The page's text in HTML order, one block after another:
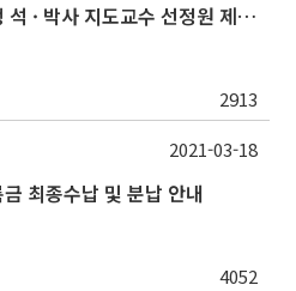
2021학년도 1학기 신입생 석 · 박사 지도교수 선정원 제출(Thesis Advisor)
2913
최종수납 및 분납 안내
4052
2021-03-18